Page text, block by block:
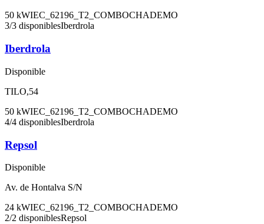
50 kWIEC_62196_T2_COMBOCHADEMO
3/3 disponiblesIberdrola
Iberdrola
Disponible
TILO,54
50 kWIEC_62196_T2_COMBOCHADEMO
4/4 disponiblesIberdrola
Repsol
Disponible
Av. de Hontalva S/N
24 kWIEC_62196_T2_COMBOCHADEMO
2/2 disponiblesRepsol